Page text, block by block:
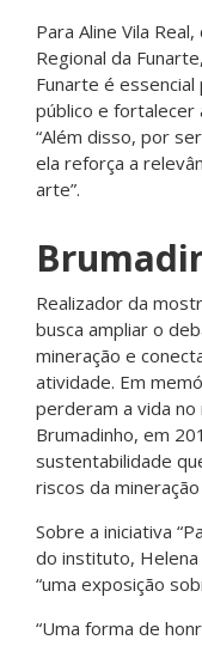
Para Aline Vila
Regional da
Funarte é
público e fortalecer
“Além disso, por
ela reforça a
arte”.
Realizador da
busca ampliar o
mineração e
atividade. Em
perderam a vida
Brumadinho, em
sustentabilidade
riscos da
Sobre a iniciativa
do instituto,
“uma exposição
“Uma forma de